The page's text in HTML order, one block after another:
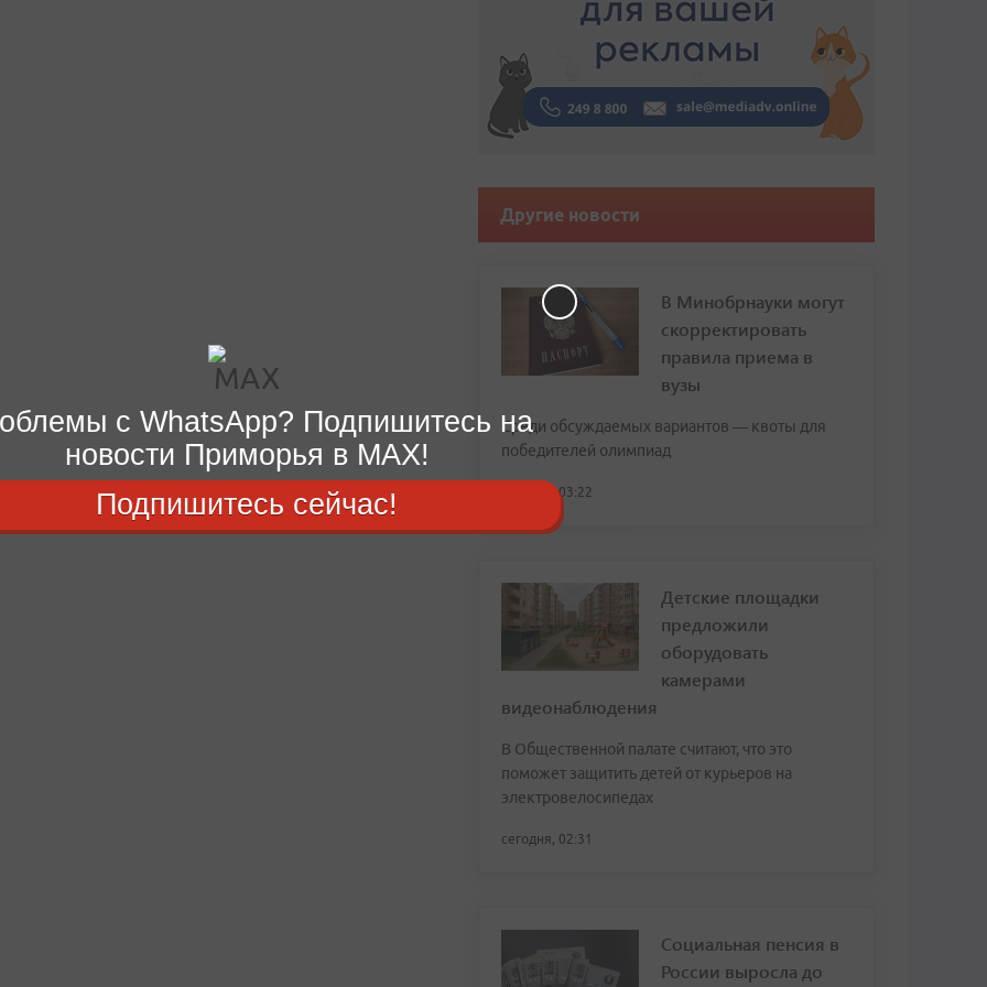
Другие новости
В Минобрнауки могут
скорректировать
правила приема в
вузы
Среди обсуждаемых вариантов — квоты для
победителей олимпиад
сегодня, 03:22
Детские площадки
предложили
оборудовать
камерами
видеонаблюдения
В Общественной палате считают, что это
поможет защитить детей от курьеров на
электровелосипедах
сегодня, 02:31
Социальная пенсия в
России выросла до
с WhatsApp? Подпишитесь на
новости Приморья в MAX!
Подпишитесь сейчас!